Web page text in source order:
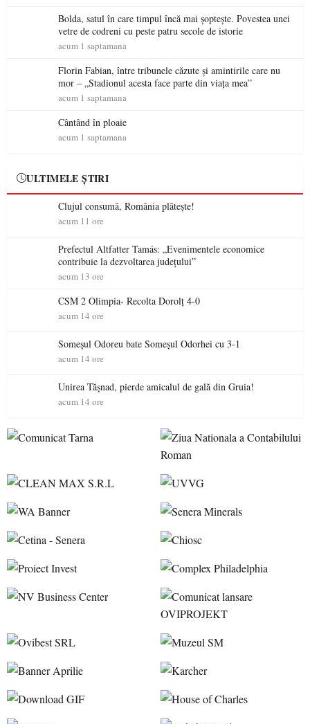
Bolda, satul în care timpul încă mai șoptește. Povestea unei
vetre de codreni cu peste patru secole de istorie
acum 1 saptamana
Florin Fabian, între tribunele căzute și amintirile care nu
mor – „Stadionul acesta face parte din viața mea”
acum 1 saptamana
Cântând în ploaie
acum 1 saptamana
ULTIMELE ȘTIRI
Clujul consumă, România plătește!
acum 11 ore
Prefectul Altfatter Tamás: „Evenimentele economice
contribuie la dezvoltarea județului”
acum 13 ore
CSM 2 Olimpia- Recolta Dorolț 4-0
acum 14 ore
Someșul Odoreu bate Someșul Odorhei cu 3-1
acum 14 ore
Unirea Tășnad, pierde amicalul de gală din Gruia!
acum 14 ore